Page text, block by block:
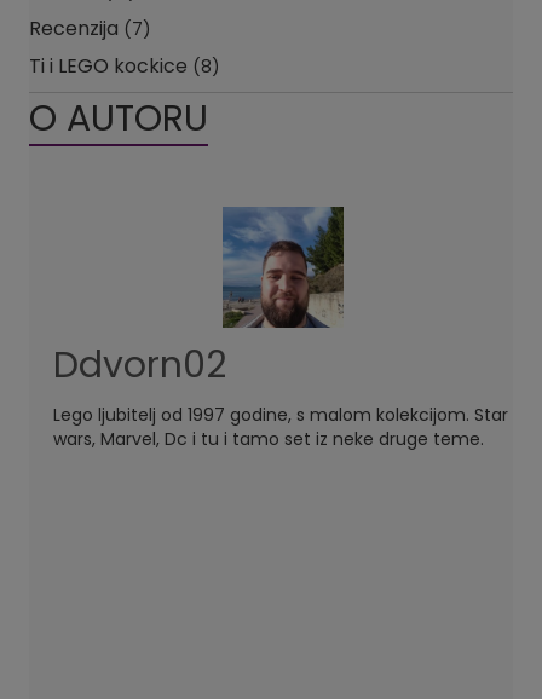
Recenzija (7)
Ti i LEGO kockice (8)
O AUTORU
Ddvorn02
Lego ljubitelj od 1997 godine, s malom kolekcijom. Star
wars, Marvel, Dc i tu i tamo set iz neke druge teme.